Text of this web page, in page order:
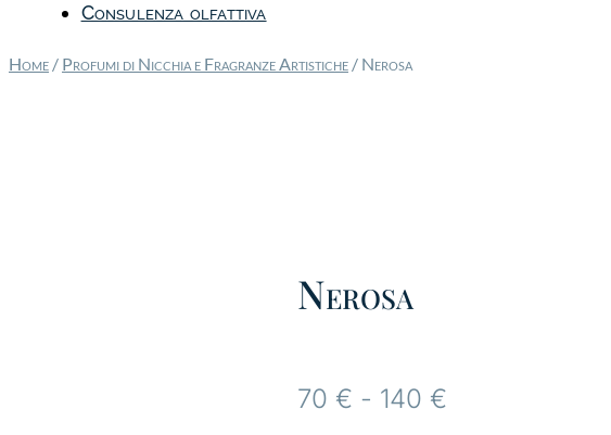
Consulenza olfattiva
Home / Profumi di Nicchia e Fragranze Artistiche / Nerosa
Nerosa
70 € - 140 €Fascia